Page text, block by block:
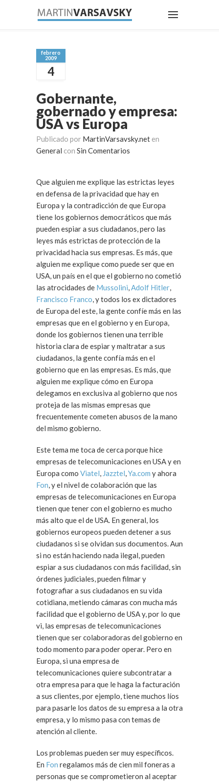
febrero
2009
4
Gobernante,
gobernado y empresa:
USA vs Europa
Publicado por MartinVarsavsky.net en
General con Sin Comentarios
Que alguien me explique las estrictas leyes
en defensa de la privacidad que hay en
Europa y la contradicción de que Europa
tiene los gobiernos democráticos que más
pueden espiar a sus ciudadanos, pero las
leyes más estrictas de protección de la
privacidad hacia sus empresas. Es más, que
alguien me explique como puede ser que en
USA, un país en el que el gobierno no cometió
las atrocidades de Mussolini,Adolf Hitler,
Francisco Franco, y todos los ex dictadores
de Europa del este, la gente confíe más en las
empresas que en el gobierno y en Europa,
donde los gobiernos tienen una terrible
historia clara de espiar y maltratar a sus
ciudadanos, la gente confía más en el
gobierno que en las empresas. Es más, que
alguien me explique cómo en Europa
delegamos en exclusiva al gobierno que nos
proteja de las mismas empresas que
frecuentemente cometen abusos de la mano
del mismo gobierno.
Este tema me toca de cerca porque hice
empresas de telecomunicaciones en USA y en
Europa como Viatel, Jazztel,Ya.com y ahora
Fon, y el nivel de colaboración que las
empresas de telecomunicaciones en Europa
tienen que tener con el gobierno es mucho
más alto que el de USA. En general, los
gobiernos europeos pueden detener a sus
ciudadanos si se olvidan sus documentos. Aun
si no están haciendo nada ilegal, pueden
espiar a sus ciudadanos con más facilidad, sin
órdenes judiciales, pueden filmar y
fotografiar a sus ciudadanos en su vida
cotidiana, metiendo cámaras con mucha más
facilidad que el gobierno de USA y, por lo que
vi, las empresas de telecomunicaciones
tienen que ser colaboradoras del gobierno en
todo momento para poder operar. Pero en
Europa, si una empresa de
telecomunicaciones quiere subcontratar a
otra empresa para que le haga la facturación
a sus clientes, por ejemplo, tiene muchos líos
para pasarle los datos de su empresa a la otra
empresa, y lo mismo pasa con temas de
atención al cliente.
Los problemas pueden ser muy específicos.
En Fon regalamos más de cien mil foneras a
personas que se comprometieron al aceptar